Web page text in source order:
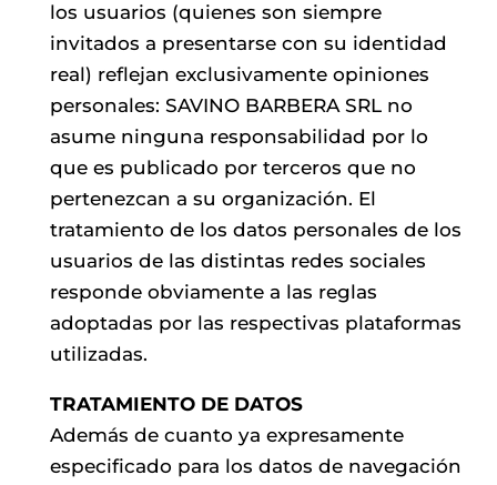
los usuarios (quienes son siempre
invitados a presentarse con su identidad
real) reflejan exclusivamente opiniones
personales: SAVINO BARBERA SRL no
asume ninguna responsabilidad por lo
que es publicado por terceros que no
pertenezcan a su organización. El
tratamiento de los datos personales de los
usuarios de las distintas redes sociales
responde obviamente a las reglas
adoptadas por las respectivas plataformas
utilizadas.
TRATAMIENTO DE DATOS
Además de cuanto ya expresamente
especificado para los datos de navegación